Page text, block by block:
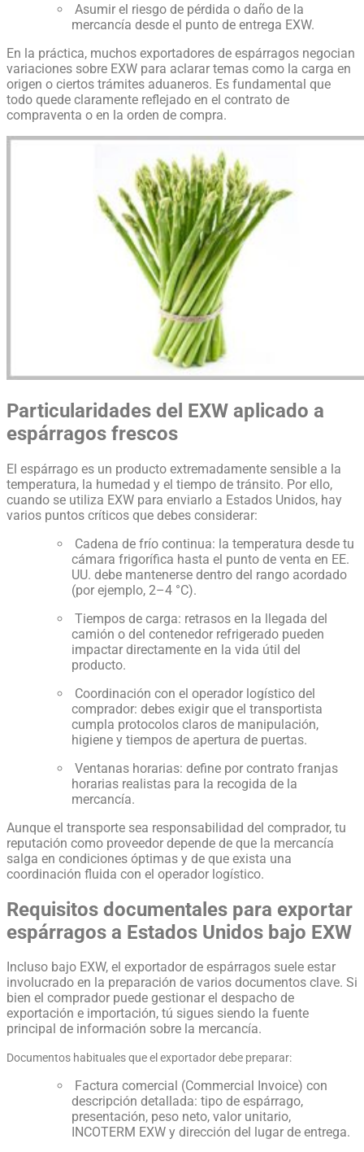
Asumir el riesgo de pérdida o daño de la
mercancía desde el punto de entrega EXW.
En la práctica, muchos exportadores de espárragos negocian
variaciones sobre EXW para aclarar temas como la carga en
origen o ciertos trámites aduaneros. Es fundamental que
todo quede claramente reflejado en el contrato de
compraventa o en la orden de compra.
Particularidades del EXW aplicado a
espárragos frescos
El espárrago es un producto extremadamente sensible a la
temperatura, la humedad y el tiempo de tránsito. Por ello,
cuando se utiliza EXW para enviarlo a Estados Unidos, hay
varios puntos críticos que debes considerar:
Cadena de frío continua: la temperatura desde tu
cámara frigorífica hasta el punto de venta en EE.
UU. debe mantenerse dentro del rango acordado
(por ejemplo, 2–4 °C).
Tiempos de carga: retrasos en la llegada del
camión o del contenedor refrigerado pueden
impactar directamente en la vida útil del
producto.
Coordinación con el operador logístico del
comprador: debes exigir que el transportista
cumpla protocolos claros de manipulación,
higiene y tiempos de apertura de puertas.
Ventanas horarias: define por contrato franjas
horarias realistas para la recogida de la
mercancía.
Aunque el transporte sea responsabilidad del comprador, tu
reputación como proveedor depende de que la mercancía
salga en condiciones óptimas y de que exista una
coordinación fluida con el operador logístico.
Requisitos documentales para exportar
espárragos a Estados Unidos bajo EXW
Incluso bajo EXW, el exportador de espárragos suele estar
involucrado en la preparación de varios documentos clave. Si
bien el comprador puede gestionar el despacho de
exportación e importación, tú sigues siendo la fuente
principal de información sobre la mercancía.
Documentos habituales que el exportador debe preparar:
Factura comercial (Commercial Invoice) con
descripción detallada: tipo de espárrago,
presentación, peso neto, valor unitario,
INCOTERM EXW y dirección del lugar de entrega.